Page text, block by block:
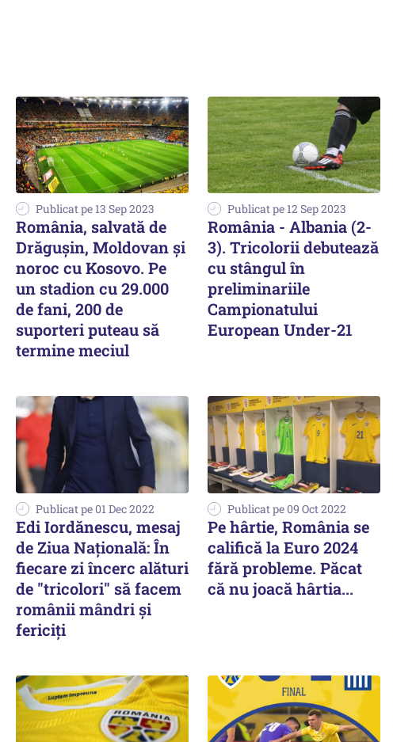
Publicat pe 13 Sep 2023
România, salvată de
Drăguşin, Moldovan şi
noroc cu Kosovo. Pe
un stadion cu 29.000
de fani, 200 de
suporteri puteau să
termine meciul
Publicat pe 12 Sep 2023
România - Albania (2-
3). Tricolorii debutează
cu stângul în
preliminariile
Campionatului
European Under-21
Publicat pe 01 Dec 2022
Edi Iordănescu, mesaj
de Ziua Națională: În
fiecare zi încerc alături
de "tricolori" să facem
românii mândri şi
fericiţi
Publicat pe 09 Oct 2022
Pe hârtie, România se
califică la Euro 2024
fără probleme. Păcat
că nu joacă hârtia...